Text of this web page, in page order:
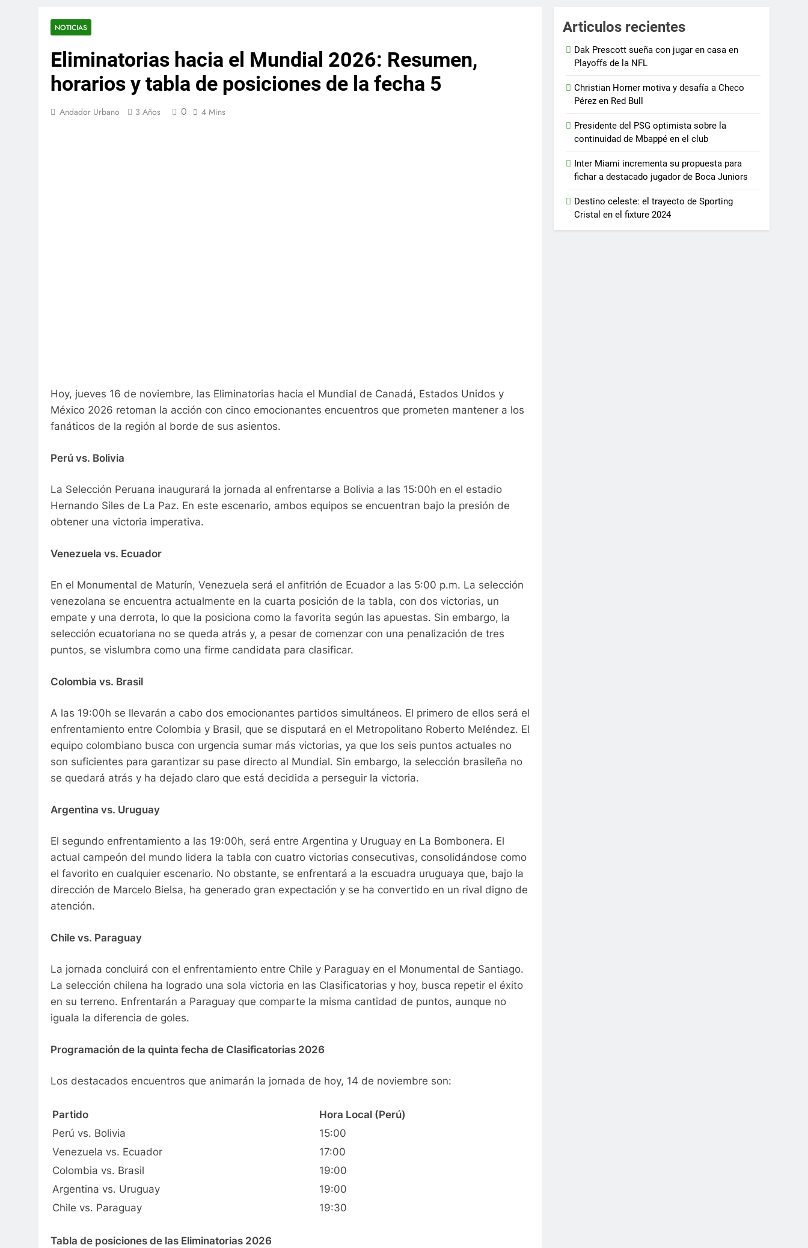
NOTICIAS
Eliminatorias hacia el Mundial 2026: Resumen,
horarios y tabla de posiciones de la fecha 5
Andador Urbano 3 Años 0 4 Mins
Hoy, jueves 16 de noviembre, las Eliminatorias hacia el Mundial de Canadá, Estados Unidos y
México 2026 retoman la acción con cinco emocionantes encuentros que prometen mantener a los
fanáticos de la región al borde de sus asientos.
Perú vs. Bolivia
La Selección Peruana inaugurará la jornada al enfrentarse a Bolivia a las 15:00h en el estadio
Hernando Siles de La Paz. En este escenario, ambos equipos se encuentran bajo la presión de
obtener una victoria imperativa.
Venezuela vs. Ecuador
En el Monumental de Maturín, Venezuela será el anfitrión de Ecuador a las 5:00 p.m. La selección
venezolana se encuentra actualmente en la cuarta posición de la tabla, con dos victorias, un
empate y una derrota, lo que la posiciona como la favorita según las apuestas. Sin embargo, la
selección ecuatoriana no se queda atrás y, a pesar de comenzar con una penalización de tres
puntos, se vislumbra como una firme candidata para clasificar.
Colombia vs. Brasil
A las 19:00h se llevarán a cabo dos emocionantes partidos simultáneos. El primero de ellos será el
enfrentamiento entre Colombia y Brasil, que se disputará en el Metropolitano Roberto Meléndez. El
equipo colombiano busca con urgencia sumar más victorias, ya que los seis puntos actuales no
son suficientes para garantizar su pase directo al Mundial. Sin embargo, la selección brasileña no
se quedará atrás y ha dejado claro que está decidida a perseguir la victoria.
Argentina vs. Uruguay
El segundo enfrentamiento a las 19:00h, será entre Argentina y Uruguay en La Bombonera. El
actual campeón del mundo lidera la tabla con cuatro victorias consecutivas, consolidándose como
el favorito en cualquier escenario. No obstante, se enfrentará a la escuadra uruguaya que, bajo la
dirección de Marcelo Bielsa, ha generado gran expectación y se ha convertido en un rival digno de
atención.
Chile vs. Paraguay
La jornada concluirá con el enfrentamiento entre Chile y Paraguay en el Monumental de Santiago.
La selección chilena ha logrado una sola victoria en las Clasificatorias y hoy, busca repetir el éxito
en su terreno. Enfrentarán a Paraguay que comparte la misma cantidad de puntos, aunque no
iguala la diferencia de goles.
Programación de la quinta fecha de Clasificatorias 2026
Los destacados encuentros que animarán la jornada de hoy, 14 de noviembre son:
Partido
Hora Local (Perú)
Perú vs. Bolivia
15:00
Venezuela vs. Ecuador
17:00
Colombia vs. Brasil
19:00
Argentina vs. Uruguay
19:00
Chile vs. Paraguay
19:30
Tabla de posiciones de las Eliminatorias 2026
Articulos recientes
Dak Prescott sueña con jugar en casa en
Playoffs de la NFL
Christian Horner motiva y desafía a Checo
Pérez en Red Bull
Presidente del PSG optimista sobre la
continuidad de Mbappé en el club
Inter Miami incrementa su propuesta para
fichar a destacado jugador de Boca Juniors
Destino celeste: el trayecto de Sporting
Cristal en el fixture 2024